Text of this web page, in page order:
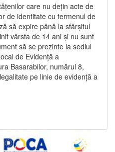
care nu dețin acte de
de identitate cu termenul de
să expire până la sfârșitul
vârsta de 14 ani și nu sunt
să se prezinte la sediul
de Evidență a
Basarabilor, numărul 8,
pe linie de evidență a